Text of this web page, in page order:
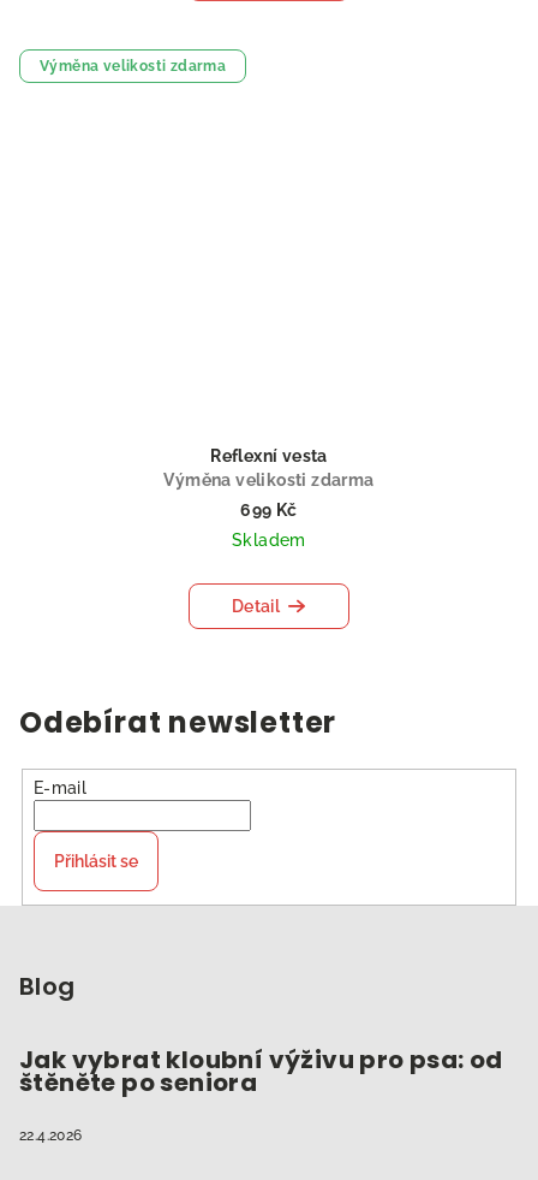
Výměna velikosti zdarma
Reflexní vesta
Výměna velikosti zdarma
699 Kč
Skladem
Detail
Odebírat newsletter
E-mail
Přihlásit se
Blog
Jak vybrat kloubní výživu pro psa: od
štěněte po seniora
22.4.2026